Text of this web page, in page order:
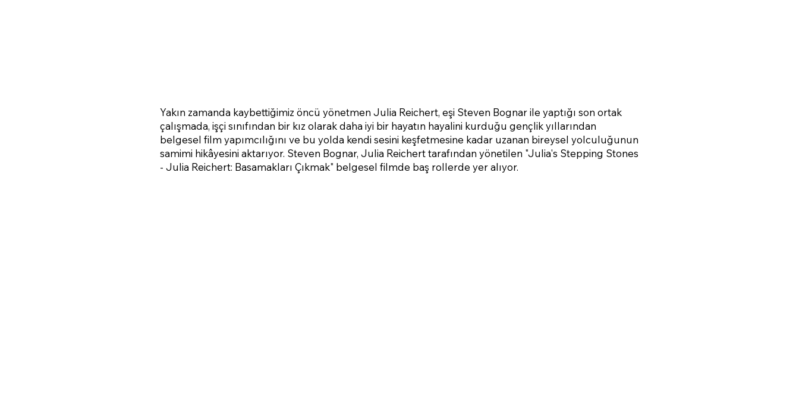
Yakın zamanda kaybettiğimiz öncü yönetmen Julia Reichert, eşi Steven Bognar ile yaptığı son ortak
çalışmada, işçi sınıfından bir kız olarak daha iyi bir hayatın hayalini kurduğu gençlik yıllarından
belgesel film yapımcılığını ve bu yolda kendi sesini keşfetmesine kadar uzanan bireysel yolculuğunun
samimi hikâyesini aktarıyor. Steven Bognar, Julia Reichert tarafından yönetilen "Julia's Stepping Stones
- Julia Reichert: Basamakları Çıkmak" belgesel filmde baş rollerde yer alıyor.